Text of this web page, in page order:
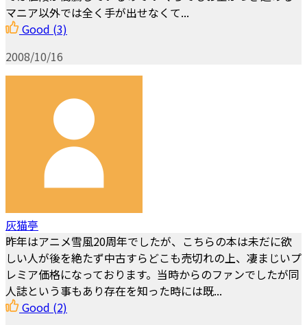
マニア以外では全く手が出せなくて...
Good (3)
2008/10/16
灰猫亭
昨年はアニメ雪風20周年でしたが、こちらの本は未だに欲
しい人が後を絶たず中古すらどこも売切れの上、凄まじいプ
レミア価格になっております。当時からのファンでしたが同
人誌という事もあり存在を知った時には既...
Good (2)